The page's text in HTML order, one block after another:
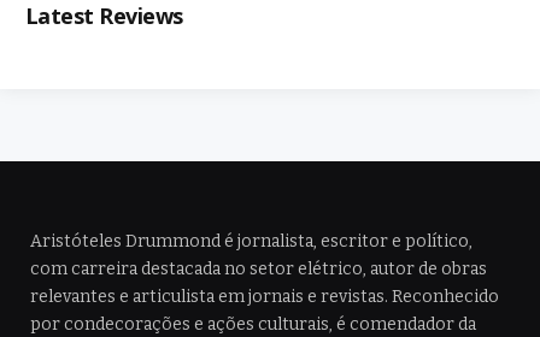
Latest Reviews
Aristóteles Drummond é jornalista, escritor e político,
com carreira destacada no setor elétrico, autor de obras
relevantes e articulista em jornais e revistas. Reconhecido
por condecorações e ações culturais, é comendador da